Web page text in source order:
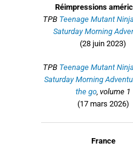
Réimpressions
TPB Teenage Mutant
Saturday Morning
(28 juin 2023)
TPB Teenage Mutant
Saturday Morning
the go, volume 1
(17 mars 2026)
France